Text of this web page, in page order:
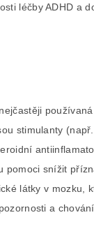
léčby ADHD a
stimulanty
pomoci snížit
látky v mozku,
a chování.